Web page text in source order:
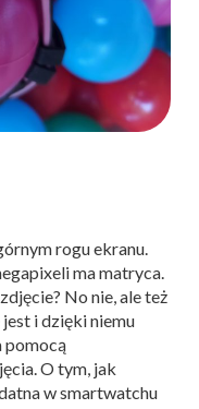
rogu ekranu.
ma matryca.
No nie, ale też
i dzięki niemu
pomocą
O tym, jak
w smartwatchu